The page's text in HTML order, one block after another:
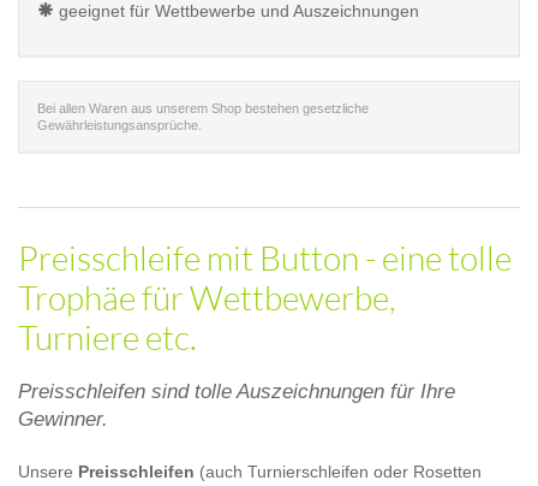
geeignet für Wettbewerbe und Auszeichnungen
Bei allen Waren aus unserem Shop bestehen gesetzliche
Gewährleistungsansprüche.
Preisschleife mit Button - eine tolle
Trophäe für Wettbewerbe,
Turniere etc.
Preisschleifen sind tolle Auszeichnungen für Ihre
Gewinner.
Unsere Preisschleifen (auch Turnierschleifen oder Rosetten